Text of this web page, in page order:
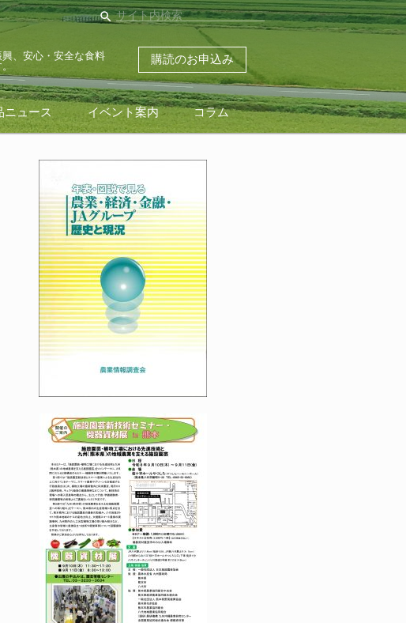
search
、安心・安全な食料
購読のお申込み
ニュース イベント案内 コラム